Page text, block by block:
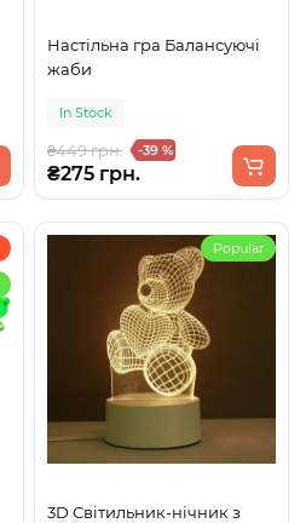
Настільна гра Балансуючі
жаби
In Stock
₴449 грн. -39 %
₴275 грн.
Popular
3D Світильник-нічник з